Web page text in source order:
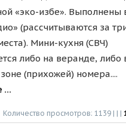
«эко-избе». Выполнены
(рассчитываются за
Мини-кухня (СВЧ)
либо на веранде, либо
(прихожей) номера....
...
Количество просмотров: 1139 | | |